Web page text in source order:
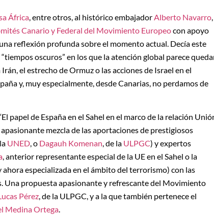
África, entre otros, al histórico embajadorAlberto Navarro,
Canario y Federal del Movimiento Europeocon apoyo
reflexión profunda sobre el momento actual. Decía este
oscuros” en los que la atención global parece
Irán, el estrecho de Ormuz o las acciones de Israel en el
y, muy especialmente, desde Canarias, no perdamos de
papel de España en el Sahel en el marco de la relación
mezcla de las aportaciones de prestigiosos
UNED, o Dagauh Komenan, de la ULPGC) y expertos
, anterior representante especial de la UE en el Sahel o la
ahora especializada en el ámbito del terrorismo) con las
Una propuesta apasionante y refrescante del Movimiento
Pérez, de la ULPGC, y a la que también pertenece el
Medina Ortega.